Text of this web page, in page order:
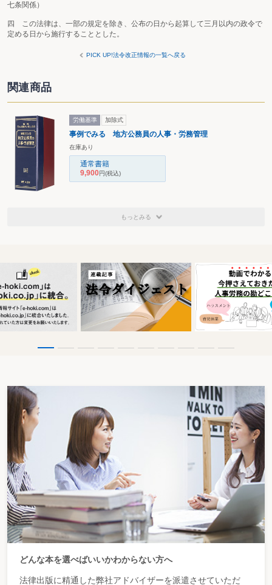
七条関係）
四 この法律は、一部の規定を除き、公布の日から起算して三月以内の政令で
定める日から施行することとした。
PICK UP!法令改正情報の一覧へ戻る
関連商品
労働基準 加除式
事例でみる 地方公務員の人事・労務管理
在庫あり
通常書籍
9,900円(税込)
もっとみる
どんな本を選べばいいかわからない方へ
法律出版に精通した弊社アドバイザーを派遣させていただ